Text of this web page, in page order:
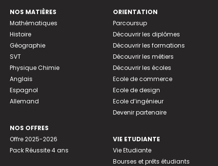
NOS MATIÈRES
Mathématiques
Histoire
Géographie
SVT
Physique Chimie
Anglais
Espagnol
Allemand
NOS OFFRES
Offre 2025-2026
Pack Réussite 4 ans
ORIENTATION
Parcoursup
Découvrir les diplômes
Découvrir les formations
Découvrir les métiers
Découvrir les écoles
Ecole de commerce
Ecole de design
Ecole d’ingénieur
Devenir partenaire
VIE ETUDIANTE
Vie Etudiante
Bourses et prêts étudiants